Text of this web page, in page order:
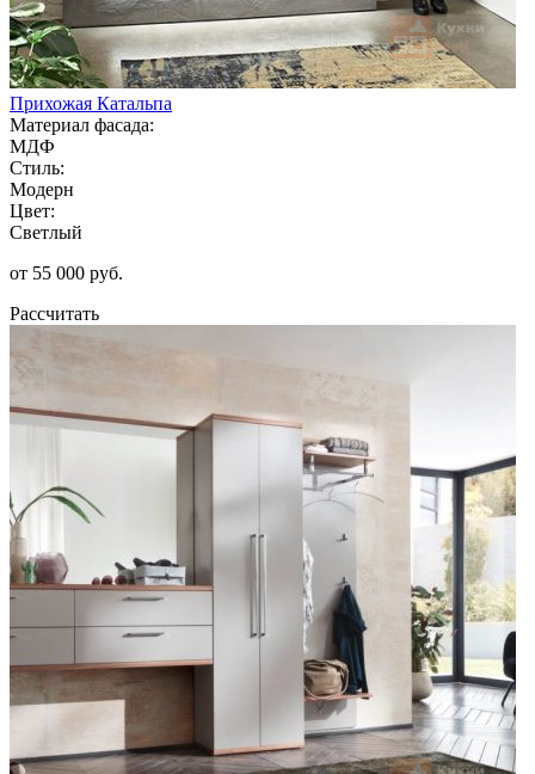
Прихожая Катальпа
Материал фасада:
МДФ
Стиль:
Модерн
Цвет:
Светлый
от 55 000 руб.
Рассчитать